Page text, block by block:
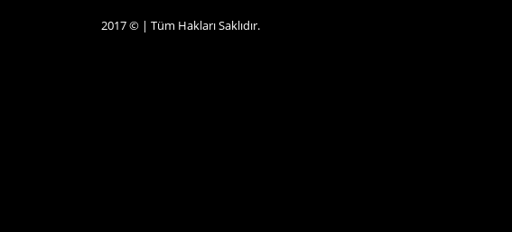
2017 © | Tüm Hakları Saklıdır.